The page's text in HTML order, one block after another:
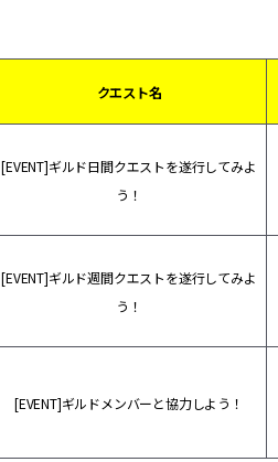
クエスト名
[EVENT]ギルド日間クエストを遂行してみよ
う！
[EVENT]ギルド週間クエストを遂行してみよ
う！
[EVENT]ギルドメンバーと協力しよう！